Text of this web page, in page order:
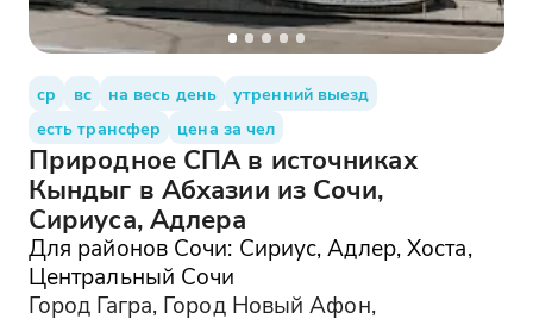
ср вс на весь день
утренний выезд
есть трансфер
цена за чел
Природное СПА в источниках
Кындыг в Абхазии из Сочи,
Сириуса, Адлера
Для районов Сочи: Сириус, Адлер, Хоста,
Центральный Сочи
Город Гагра, Город Новый Афон,